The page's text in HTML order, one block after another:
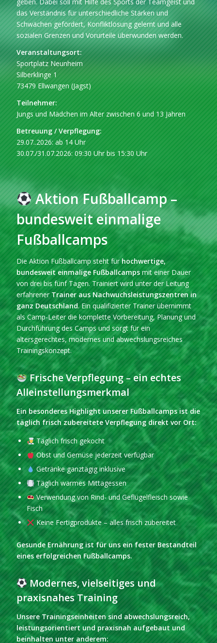
das Verständnis für unterschiedliche Stärken und
Schwächen gefördert, Konfliktlösung gelernt und alle
sozialen Grenzen und Vorurteile überwunden werden.
Veranstaltungsort:
Sportplatz Neunheim
Silberklinge 1
73479 Ellwangen (Jagst)
Teilnehmer:
Jungs und Mädchen im Alter zwischen 6 und 13 Jahren
Betreuung / Verpflegung:
29.07..2026: ab 14 Uhr
30.07./31.07.2026: 09:30 Uhr bis 15:30 Uhr
Aktion Fußballcamp –
bundesweit einmalige
Fußballcamps
Die Aktion Fußballcamp steht fürhochwertige,
bundesweit einmalige Fußballcampsmit einer Dauer
von drei bis fünf Tagen. Trainiert wird unter der Leitung
erfahrener Trainer aus Nachwuchsleistungszentren in
ganz Deutschland. Ein qualifizierter Trainer übernimmt
als Camp-Leiter die komplette Vorbereitung, Planung und
Durchführung des Camps und sorgt für ein
altersgerechtes, modernes und abwechslungsreiches
Trainingskonzept.
Frische Verpflegung – ein echtes
Alleinstellungsmerkmal
Ein besonderes Highlight unserer Fußballcamps ist die
täglich frisch zubereitete Verpflegung direkt vor Ort:
Täglich frisch gekocht
Obst und Gemüse jederzeit verfügbar
Getränke ganztägig inklusive
Täglich warmes Mittagessen
Verwendung von Rind- und Geflügelfleisch sowie
Fisch
Keine Fertigprodukte – alles frisch zubereitet
Gesunde Ernährung ist für uns ein fester Bestandteil
eines erfolgreichen Fußballcamps.
Modernes, vielseitiges und
praxisnahes Training
Unsere Trainingseinheiten sind abwechslungsreich,
leistungsorientiert und praxisnah aufgebaut und
beinhalten unter anderem: